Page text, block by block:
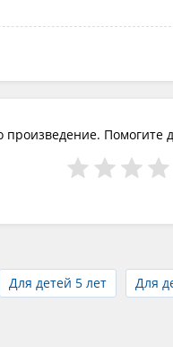
произведение. Помогите
Для детей 5 лет Для